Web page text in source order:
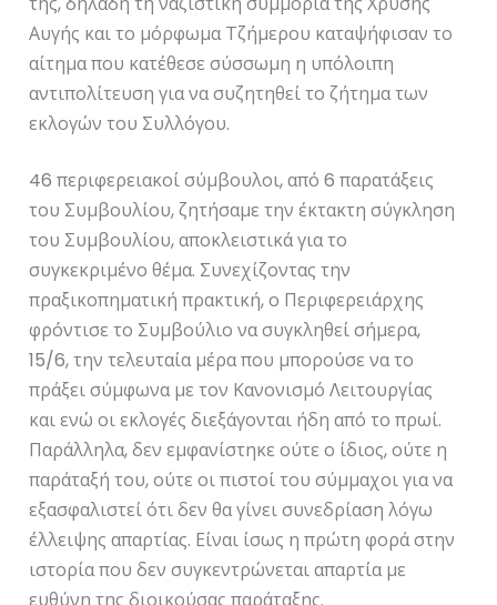
Αυγής και το μόρφωμα Τζήμερου καταψήφισαν το
αίτημα που κατέθεσε σύσσωμη η υπόλοιπη
αντιπολίτευση για να συζητηθεί το ζήτημα των
εκλογών του Συλλόγου.
46 περιφερειακοί σύμβουλοι, από 6 παρατάξεις
του Συμβουλίου, ζητήσαμε την έκτακτη σύγκληση
του Συμβουλίου, αποκλειστικά για το
συγκεκριμένο θέμα. Συνεχίζοντας την
πραξικοπηματική πρακτική, ο Περιφερειάρχης
φρόντισε το Συμβούλιο να συγκληθεί σήμερα,
15/6, την τελευταία μέρα που μπορούσε να το
πράξει σύμφωνα με τον Κανονισμό Λειτουργίας
και ενώ οι εκλογές διεξάγονται ήδη από το πρωί.
Παράλληλα, δεν εμφανίστηκε ούτε ο ίδιος, ούτε η
παράταξή του, ούτε οι πιστοί του σύμμαχοι για να
εξασφαλιστεί ότι δεν θα γίνει συνεδρίαση λόγω
έλλειψης απαρτίας. Είναι ίσως η πρώτη φορά στην
ιστορία που δεν συγκεντρώνεται απαρτία με